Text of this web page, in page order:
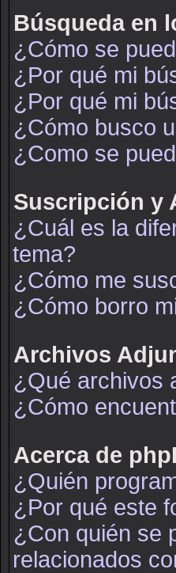
Búsqueda en
¿Cómo se
¿Por qué mi
¿Por qué mi
¿Cómo busco
¿Como se
Suscripción y
¿Cuál es la
tema?
¿Cómo me
¿Cómo borro
Archivos
¿Qué archivos
¿Cómo
Acerca de
¿Quién
¿Por qué este
¿Con quién se
relacionados